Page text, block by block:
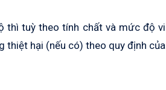
thì tuỳ theo tính chất và mức độ vi
thiệt hại (nếu có) theo quy định của